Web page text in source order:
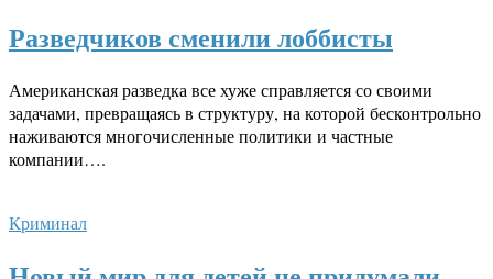
Разведчиков сменили лоббисты
Американская разведка все хуже справляется со своими
задачами, превращаясь в структуру, на которой бесконтрольно
наживаются многочисленные политики и частные
компании….
Криминал